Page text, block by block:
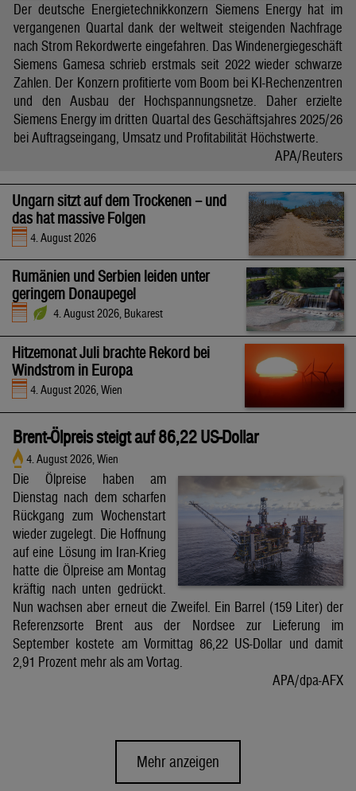
Der deutsche Energietechnikkonzern Siemens Energy hat im
vergangenen Quartal dank der weltweit steigenden Nachfrage
nach Strom Rekordwerte eingefahren. Das Windenergiegeschäft
Siemens Gamesa schrieb erstmals seit 2022 wieder schwarze
Zahlen. Der Konzern profitierte vom Boom bei KI-Rechenzentren
und den Ausbau der Hochspannungsnetze. Daher erzielte
Siemens Energy im dritten Quartal des Geschäftsjahres 2025/26
bei Auftragseingang, Umsatz und Profitabilität Höchstwerte.
APA/Reuters
Ungarn sitzt auf dem Trockenen – und
das hat massive Folgen
4. August 2026
Rumänien und Serbien leiden unter
geringem Donaupegel
4. August 2026, Bukarest
Hitzemonat Juli brachte Rekord bei
Windstrom in Europa
4. August 2026, Wien
Brent-Ölpreis steigt auf 86,22 US-Dollar
4. August 2026, Wien
Die Ölpreise haben am
Dienstag nach dem scharfen
Rückgang zum Wochenstart
wieder zugelegt. Die Hoffnung
auf eine Lösung im Iran-Krieg
hatte die Ölpreise am Montag
kräftig nach unten gedrückt.
Nun wachsen aber erneut die Zweifel. Ein Barrel (159 Liter) der
Referenzsorte Brent aus der Nordsee zur Lieferung im
September kostete am Vormittag 86,22 US-Dollar und damit
2,91 Prozent mehr als am Vortag.
APA/dpa-AFX
Mehr anzeigen